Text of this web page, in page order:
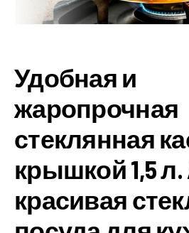
Удобная и
жаропрочная
стеклянная
крышкой 1,5
красивая